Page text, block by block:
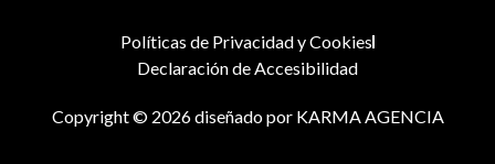
Políticas de Privacidad y Cookies
Declaración de Accesibilidad
Copyright © 2026 diseñado por KARMA AGENCIA